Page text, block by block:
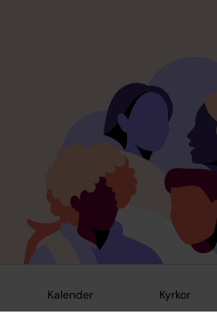
Kalender Kyrkor